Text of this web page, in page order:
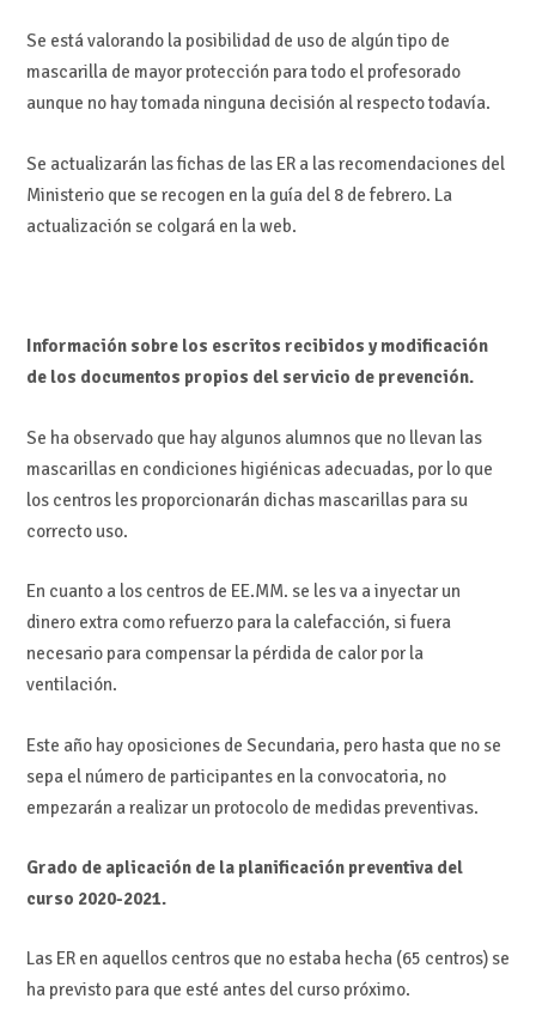
Se está valorando la posibilidad de uso de algún tipo de
mascarilla de mayor protección para todo el profesorado
aunque no hay tomada ninguna decisión al respecto todavía.
Se actualizarán las fichas de las ER a las recomendaciones del
Ministerio que se recogen en la guía del 8 de febrero. La
actualización se colgará en la web.
Información sobre los escritos recibidos y modificación
de los documentos propios del servicio de prevención.
Se ha observado que hay algunos alumnos que no llevan las
mascarillas en condiciones higiénicas adecuadas, por lo que
los centros les proporcionarán dichas mascarillas para su
correcto uso.
En cuanto a los centros de EE.MM. se les va a inyectar un
dinero extra como refuerzo para la calefacción, si fuera
necesario para compensar la pérdida de calor por la
ventilación.
Este año hay oposiciones de Secundaria, pero hasta que no se
sepa el número de participantes en la convocatoria, no
empezarán a realizar un protocolo de medidas preventivas.
Grado de aplicación de la planificación preventiva del
curso 2020-2021.
Las ER en aquellos centros que no estaba hecha (65 centros) se
ha previsto para que esté antes del curso próximo.